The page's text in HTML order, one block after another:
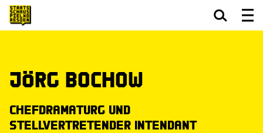
Jörg Bochow
Chefdramaturg und
stellvertretender Intendant